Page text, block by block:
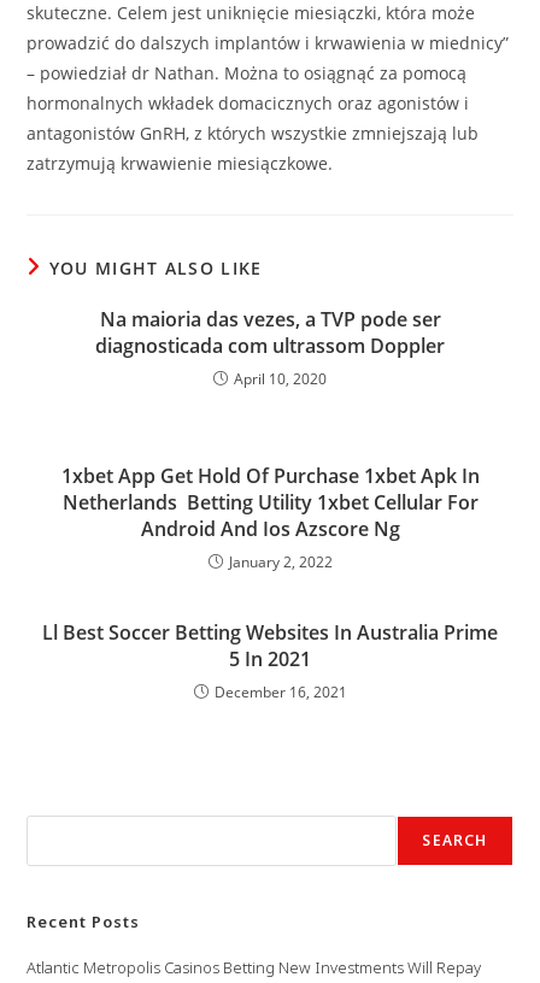
skuteczne. Celem jest uniknięcie miesiączki, która może
prowadzić do dalszych implantów i krwawienia w miednicy”
– powiedział dr Nathan. Można to osiągnąć za pomocą
hormonalnych wkładek domacicznych oraz agonistów i
antagonistów GnRH, z których wszystkie zmniejszają lub
zatrzymują krwawienie miesiączkowe.
YOU MIGHT ALSO LIKE
Na maioria das vezes, a TVP pode ser
diagnosticada com ultrassom Doppler
April 10, 2020
1xbet App Get Hold Of Purchase 1xbet Apk In
Netherlands ️ Betting Utility 1xbet Cellular For
Android And Ios Azscore Ng
January 2, 2022
Ll Best Soccer Betting Websites In Australia Prime
5 In 2021
December 16, 2021
SEARCH
Recent Posts
Atlantic Metropolis Casinos Betting New Investments Will Repay